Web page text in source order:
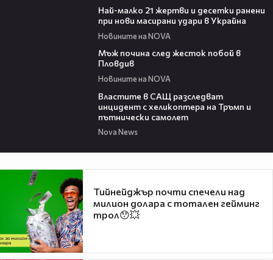
Най-малко 21 жертви и десетки ранени
при нови масирани удари в Украйна
Новините на NOVA
Мъж почина след жесток побой в
Пловдив
Новините на NOVA
Властите в САЩ разследват
инцидент с хеликоптера на Тръмп и
пътнически самолет
Nova News
Тийнейджър почти спечели над
милион долара с тотален гейминг
трол😯💥